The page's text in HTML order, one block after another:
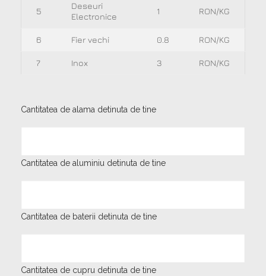
5
Deseuri
Electronice
1 RON/KG
6 Fier vechi 0.8 RON/KG
7 Inox 3 RON/KG
Cantitatea de alama detinuta de tine
Cantitatea de aluminiu detinuta de tine
Cantitatea de baterii detinuta de tine
Cantitatea de cupru detinuta de tine